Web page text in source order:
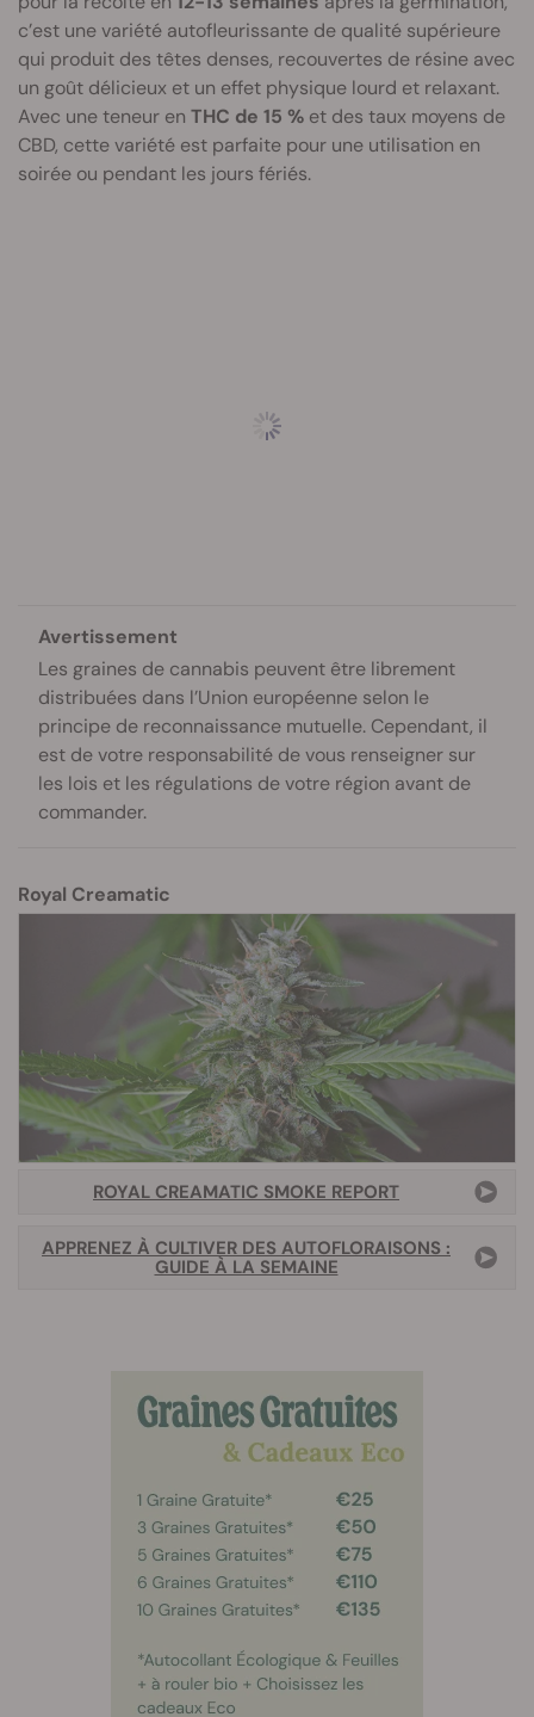
c’est une variété autofleurissante de qualité supérieure
qui produit des têtes denses, recouvertes de résine avec
un goût délicieux et un effet physique lourd et relaxant.
Avec une teneur en THC de 15 % et des taux moyens de
CBD, cette variété est parfaite pour une utilisation en
soirée ou pendant les jours fériés.
Avertissement
Les graines de cannabis peuvent être librement
distribuées dans l’Union européenne selon le
principe de reconnaissance mutuelle. Cependant, il
est de votre responsabilité de vous renseigner sur
les lois et les régulations de votre région avant de
commander.
Royal Creamatic
ROYAL CREAMATIC SMOKE REPORT
APPRENEZ À CULTIVER DES AUTOFLORAISONS :
GUIDE À LA SEMAINE